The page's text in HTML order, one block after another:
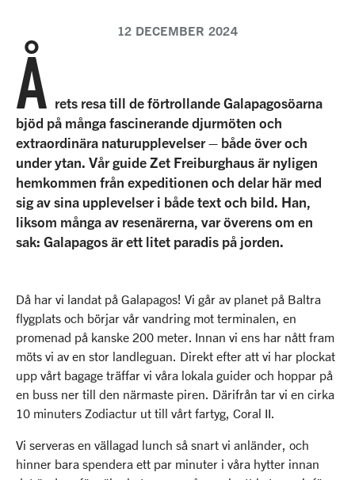
12 DECEMBER 2024
Å rets resa till de förtrollande Galapagosöarna
bjöd på många fascinerande djurmöten och
extraordinära naturupplevelser – både över och
under ytan. Vår guide Zet Freiburghaus är nyligen
hemkommen från expeditionen och delar här med
sig av sina upplevelser i både text och bild. Han,
liksom många av resenärerna, var överens om en
sak: Galapagos är ett litet paradis på jorden.
Då har vi landat på Galapagos! Vi går av planet på Baltra
flygplats och börjar vår vandring mot terminalen, en
promenad på kanske 200 meter. Innan vi ens har nått fram
möts vi av en stor landleguan. Direkt efter att vi har plockat
upp vårt bagage träffar vi våra lokala guider och hoppar på
en buss ner till den närmaste piren. Därifrån tar vi en cirka
10 minuters Zodiactur ut till vårt fartyg, Coral II.
Vi serveras en vällagad lunch så snart vi anländer, och
hinner bara spendera ett par minuter i våra hytter innan